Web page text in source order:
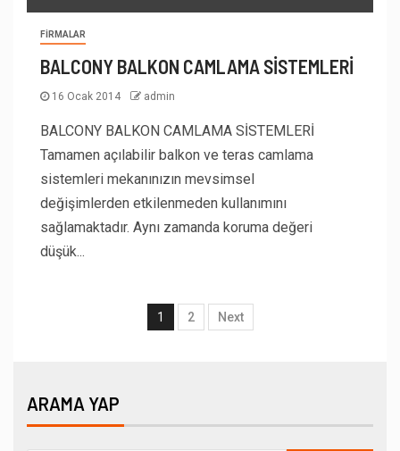
FIRMALAR
BALCONY BALKON CAMLAMA SİSTEMLERİ
16 Ocak 2014 admin
BALCONY BALKON CAMLAMA SİSTEMLERİ
Tamamen açılabilir balkon ve teras camlama
sistemleri mekanınızın mevsimsel
değişimlerden etkilenmeden kullanımını
sağlamaktadır. Aynı zamanda koruma değeri
düşük...
1 2 Next
ARAMA YAP